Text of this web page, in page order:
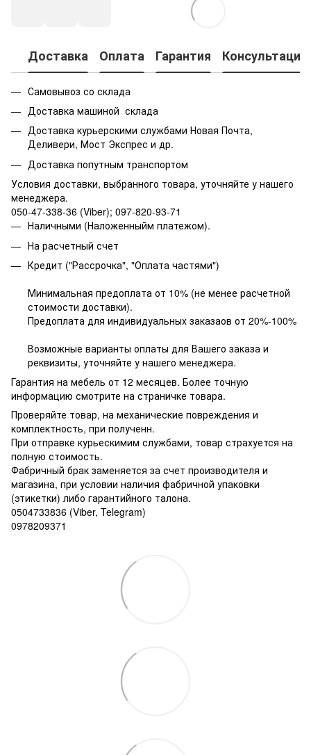
Доставка Оплата Гарантия Консультация
Самовывоз со склада
Доставка машиной склада
Доставка курьерскими службами Новая Почта,
Деливери, Мост Экспрес и др.
Доставка попутным транспортом
Условия доставки, выбранного товара, уточняйте у нашего
менеджера.
050-47-338-36 (Viber); 097-820-93-71
Наличными (Наложенныйм платежом).
На расчетный счет
Кредит ("Рассрочка", "Оплата частями")
Минимальная предоплата от 10% (не менее расчетной
стоимости доставки).
Предоплата для индивидуальных заказаов от 20%-100%
Возможные варианты оплаты для Вашего заказа и
реквизиты, уточняйте у нашего менеджера.
Гарантия на мебель от 12 месяцев. Более точную
информацию смотрите на страничке товара.
Проверяйте товар, на механические повреждения и
комплектность, при полученн.
При отправке курьескимим службами, товар страхуется на
полную стоимость.
Фабричный брак заменяется за счет производителя и
магазина, при условии наличия фабричной упаковки
(этикетки) либо гарантийного талона.
0504733836 (Viber, Telegram)
0978209371